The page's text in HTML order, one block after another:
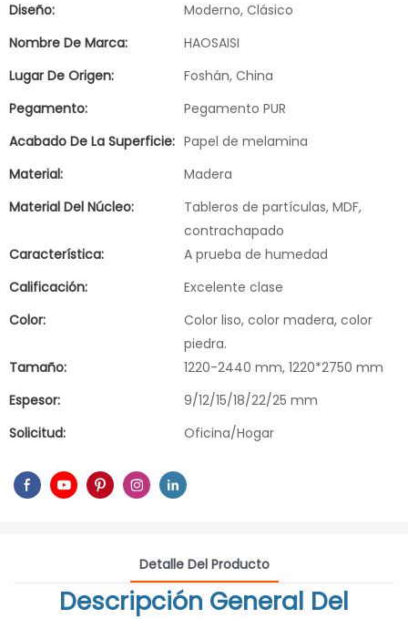
Diseño:
Moderno, Clásico
Nombre De Marca:
HAOSAISI
Lugar De Origen:
Foshán, China
Pegamento:
Pegamento PUR
Acabado De La Superficie: Papel de melamina
Material:
Madera
Material Del Núcleo:
Tableros de partículas, MDF,
contrachapado
Característica:
A prueba de humedad
Calificación:
Excelente clase
Color:
Color liso, color madera, color
piedra.
Tamaño:
1220-2440 mm, 1220*2750 mm
Espesor:
9/12/15/18/22/25 mm
Solicitud:
Oficina/Hogar
Detalle Del Producto
Descripción General Del